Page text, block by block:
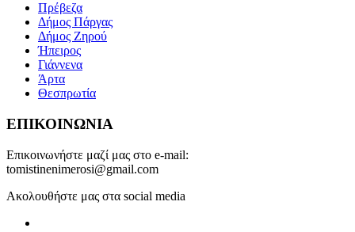
Πρέβεζα
Δήμος Πάργας
Δήμος Ζηρού
Ήπειρος
Γιάννενα
Άρτα
Θεσπρωτία
ΕΠΙΚΟΙΝΩΝΙΑ
Επικοινωνήστε μαζί μας στο e-mail:
tomistinenimerosi@gmail.com
Ακολουθήστε μας στα social media